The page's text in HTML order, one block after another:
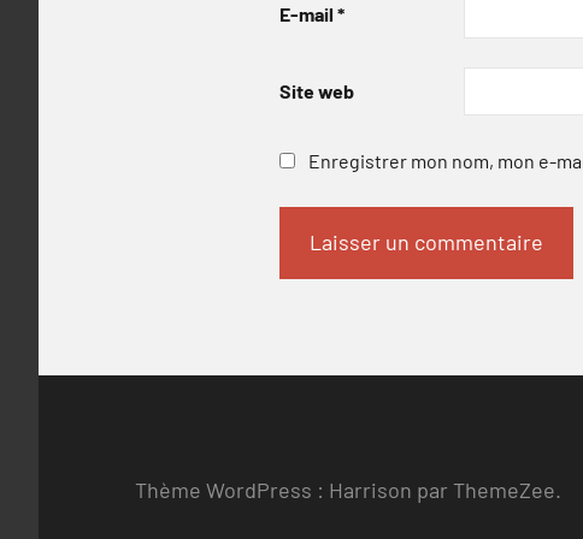
E-mail *
Site web
Enregistrer mon nom, mon e-
Thème WordPress : Harrison par ThemeZee.